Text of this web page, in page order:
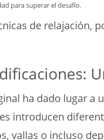
para superar el desafío.
de relajación,
ha dado lugar a
introducen
vallas o incluso